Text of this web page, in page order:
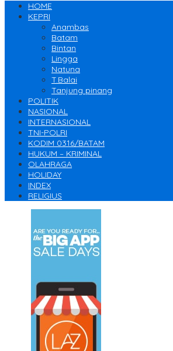
HOME
KEPRI
Anambas
Batam
Bintan
Lingga
Natuna
T.Balai
Tanjung pinang
POLITIK
NASIONAL
INTERNASIONAL
TNI-POLRI
KODIM 0316/BATAM
HUKUM – KRIMINAL
OLAHRAGA
HOLIDAY
INDEX
RELIGIUS